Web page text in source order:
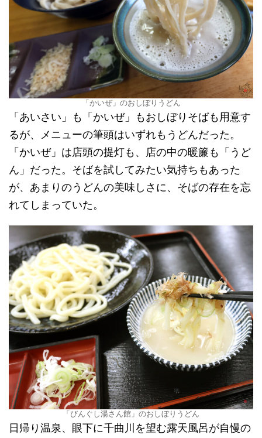
「かいぜ」のおしぼりうどん
「あいさい」も「かいぜ」もおしぼりそばも用意す
るが、メニューの筆頭はいずれもうどんだった。
「かいぜ」は店頭の提灯も、店の中の暖簾も「うど
ん」だった。そばを試してみたい気持ちもあった
が、あまりのうどんの美味しさに、そばの存在を忘
れてしまっていた。
「びんぐし湯さん館」のおしぼりうどん
日帰り温泉、眼下に千曲川を望む露天風呂が自慢の